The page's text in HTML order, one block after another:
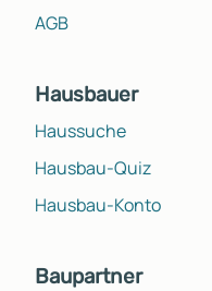
AGB
Hausbauer
Haussuche
Hausbau-Quiz
Hausbau-Konto
Baupartner